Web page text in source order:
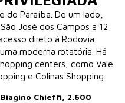
do Paraíba. De um lado,
José dos Campos a 12
direto à Rodovia
moderna rotatória. Há
centers, como Vale
e Colinas Shopping.
Chieffi, 2.600